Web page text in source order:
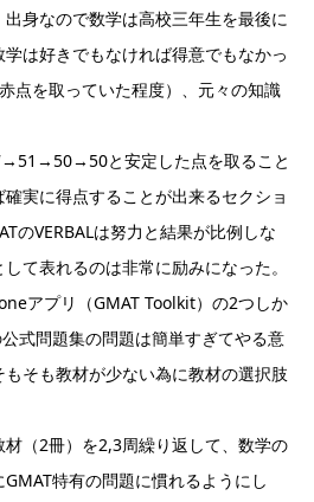
身なので数学は高校三年生を最後に
は好きでもなければ得意でもなかっ
点を取っていた程度）、元々の知識
と安定した点を取ること
実に得点することが出来るセクショ
のVERBALは努力と結果が比例しな
て表れるのは非常に励みになった。
アプリ（GMAT Toolkit）の2つしか
式問題集の問題は簡単すぎてやる意
そも教材が少ない為に教材の選択肢
（2冊）を2,3周繰り返して、数学の
特有の問題に慣れるようにし